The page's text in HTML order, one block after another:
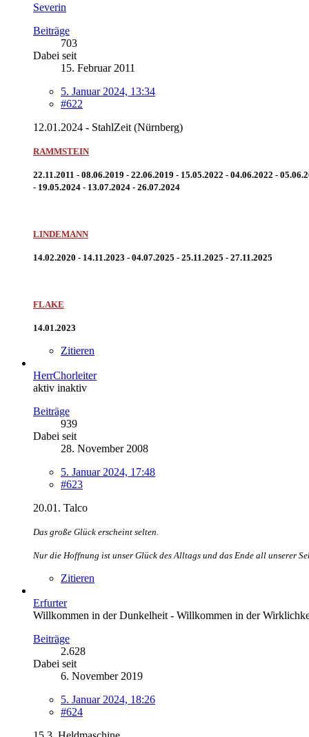
Severin
Beiträge
703
Dabei seit
15. Februar 2011
5. Januar 2024, 13:34
#622
12.01.2024 - StahlZeit (Nürnberg)
RAMMSTEIN
22.11.2011 - 08.06.2019 - 22.06.2019 - 15.05.2022 - 04.06.2022 -
- 19.05.2024 - 13.07.2024 - 26.07.2024
LINDEMANN
14.02.2020 - 14.11.2023 - 04.07.2025 - 25.11.2025 - 27.11.2025
FLAKE
14.01.2023
Zitieren
HerrChorleiter
aktiv inaktiv
Beiträge
939
Dabei seit
28. November 2008
5. Januar 2024, 17:48
#623
20.01. Talco
Das große Glück erscheint selten.
Nur die Hoffnung ist unser Glück des Alltags und das Ende all unserer
Zitieren
Erfurter
Willkommen in der Dunkelheit - Willkommen in der
Beiträge
2.628
Dabei seit
6. November 2019
5. Januar 2024, 18:26
#624